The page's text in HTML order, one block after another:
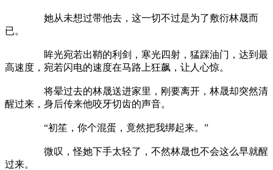
她从未想过带他去，这一切不过是为了敷衍林晟而
已。
眸光宛若出鞘的利剑，寒光四射，猛踩油门，达到最
高速度，宛若闪电的速度在马路上狂飙，让人心惊。
将晕过去的林晟送进家里，刚要离开，林晟却突然清
醒过来，身后传来他咬牙切齿的声音。
“初笙，你个混蛋，竟然把我绑起来。”
微叹，怪她下手太轻了，不然林晟也不会这么早就醒
过来。